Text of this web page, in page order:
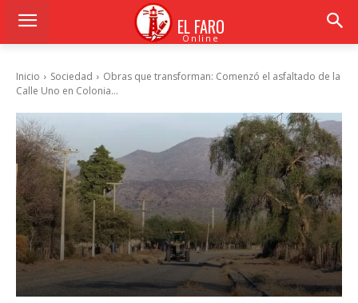
EL FARO
Online
Inicio Sociedad
Obras que transforman: Comenzó el asfaltado de la
Calle Uno en Colonia...